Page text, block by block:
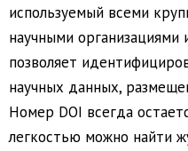
используемый всеми
научными организациями
позволяет
научных данных,
Номер DOI всегда
легкостью можно найти